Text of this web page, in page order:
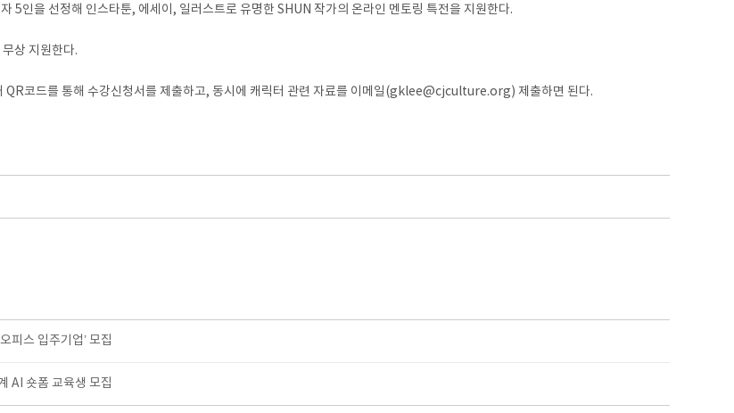
5인을 선정해 인스타툰, 에세이, 일러스트로 유명한 SHUN 작가의 온라인 멘토링 특전을 지원한다.
상 지원한다.
코드를 통해 수강신청서를 제출하고, 동시에 캐릭터 관련 자료를 이메일(gklee@cjculture.org) 제출하면 된다.
피스 입주기업’ 모집
AI 숏폼 교육생 모집